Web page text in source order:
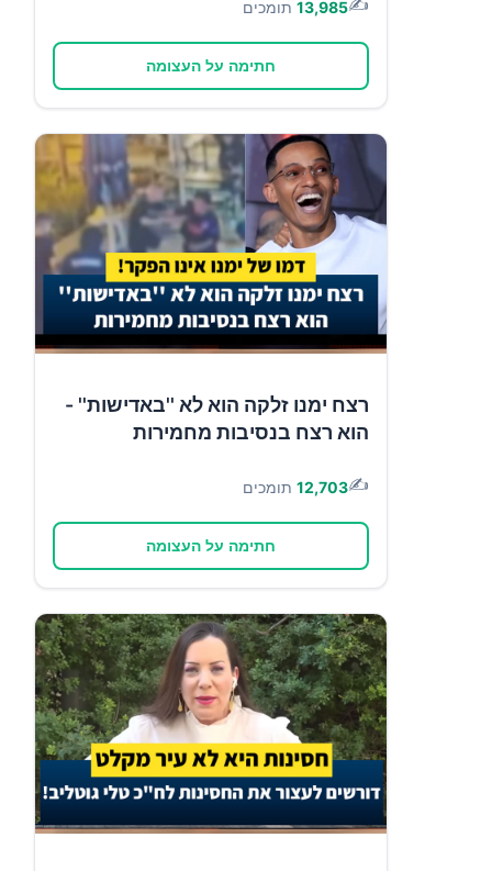
13,985 תומכים
חתימה על העצומה
רצח ימנו זלקה הוא לא ''באדישות'' -
הוא רצח בנסיבות מחמירות
✍️
12,703 תומכים
חתימה על העצומה